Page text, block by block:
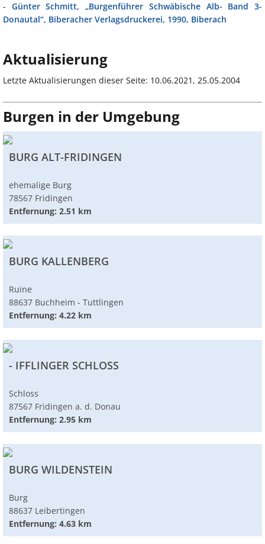
- Günter Schmitt, „Burgenführer Schwäbische Alb- Band 3-
Donautal“, Biberacher Verlagsdruckerei, 1990, Biberach
Aktualisierung
Letzte Aktualisierungen dieser Seite: 10.06.2021, 25.05.2004
Burgen in der Umgebung
BURG ALT-FRIDINGEN
ehemalige Burg
78567 Fridingen
Entfernung: 2.51 km
BURG KALLENBERG
Ruine
88637 Buchheim - Tuttlingen
Entfernung: 4.22 km
- IFFLINGER SCHLOSS
Schloss
87567 Fridingen a. d. Donau
Entfernung: 2.95 km
BURG WILDENSTEIN
Burg
88637 Leibertingen
Entfernung: 4.63 km